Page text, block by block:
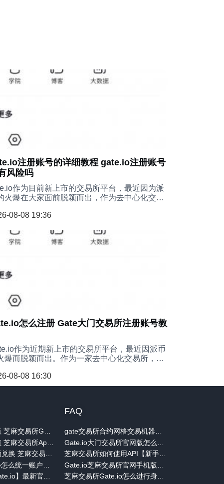
注册账号的详细教程 gate.io注册账号
风险吗
作为目前新上市的交易所平台，最近因为派
火爆在大家面前脱颖而出，作为去中心化交易
账号注册，按照下面的注册步骤，使用gate.io
08-08 19:36
怎么注册 Gate大门交易所注册账号教
作为近期新上市的交易所平台，最近因派币
爆而脱颖而出。作为一家去中心化交易所，
小编将为大家详细介绍如何在Gate.io交易所进
号注册。按照以下步骤操作，使用Gate.io是完
08-08 16:30
Gate.io怎么充值 芝麻交易所Gate充值教程
Gate.io怎么充值 芝麻交易所App充值教程
Gate.io怎么小额兑换 芝麻交易所小额兑换GT操作教程
大门交易所【Gate.io】最新官网版怎么出售代币 图文教程
FAQ
gate交易所合约网格交易机器人创建教程
芝麻交易所如何使用API【新手指南】
芝麻交易所Gate.io怎么进行身份认证【操作教程】